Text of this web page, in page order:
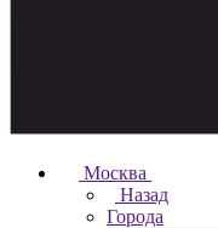
Москва
Назад
Города